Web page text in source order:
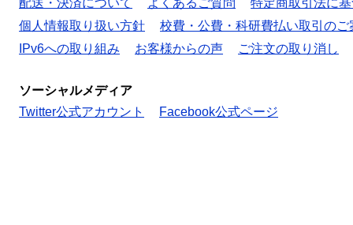
個人情報取り扱い方針
校費・公費・科研費払い取引のご
IPv6への取り組み
お客様からの声 ご注文の取り消し
ソーシャルメディア
Twitter公式アカウント
Facebook公式ページ